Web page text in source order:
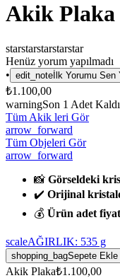
Akik Plaka
starstarstarstarstar
Henüz yorum yapılmadı
• edit_note İlk Yorumu Sen
₺1.100,00
warningSon 1 Adet Kaldı
Tüm Akik leri Gör
arrow_forward
Tüm Objeleri Gör
arrow_forward
📸 Görseldeki
✔️ Orijinal
💰 Ürün adet
scaleAĞIRLIK: 535 g
shopping_bagSepete Ekle
Akik Plaka₺1.100,00